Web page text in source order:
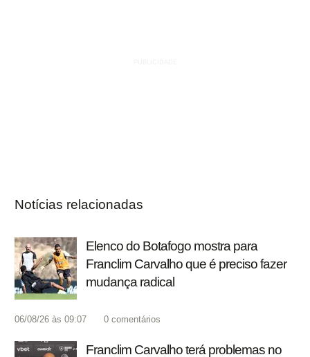
Notícias relacionadas
Elenco do Botafogo mostra para
Franclim Carvalho que é preciso fazer
mudança radical
06/08/26 às 09:07 0 comentários
Franclim Carvalho terá problemas no